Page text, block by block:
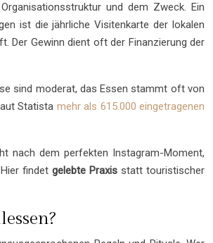
und dem Zweck. Ein
ist die jährliche Visitenkarte der lokalen
Der Gewinn dient oft der Finanzierung der
sind moderat, das Essen stammt oft von
Statista mehr als 615.000 eingetragenen
nach dem perfekten Instagram-Moment,
Hier findetgelebte Praxis statt touristischer